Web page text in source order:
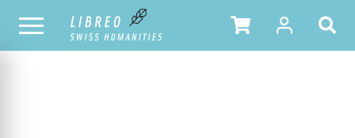
UNSER KATALOG INHALTSVERZEICHNIS